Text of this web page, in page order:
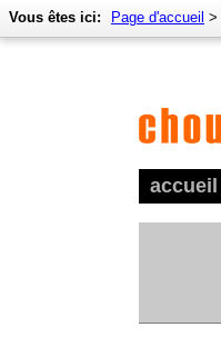
accueil
Vous êtes ici: Page d'accueil >